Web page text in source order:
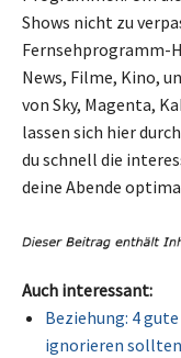
Shows nicht zu
Fernsehprogramm-
News, Filme, Kino,
von Sky, Magenta,
lassen sich hier
du schnell die
deine Abende
Auch interessant:
Beziehung: 4
ignorieren